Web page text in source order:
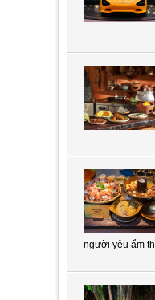
người yêu ẩm